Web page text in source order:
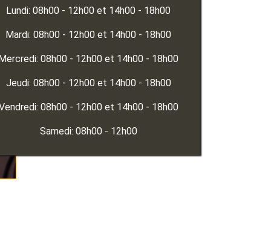
Lundi: 08h00 - 12h00 et 14h00 - 18h00
Mardi: 08h00 - 12h00 et 14h00 - 18h00
08h00 - 12h00 et 14h00 - 18h00
Jeudi: 08h00 - 12h00 et 14h00 - 18h00
08h00 - 12h00 et 14h00 - 18h00
Samedi: 08h00 - 12h00